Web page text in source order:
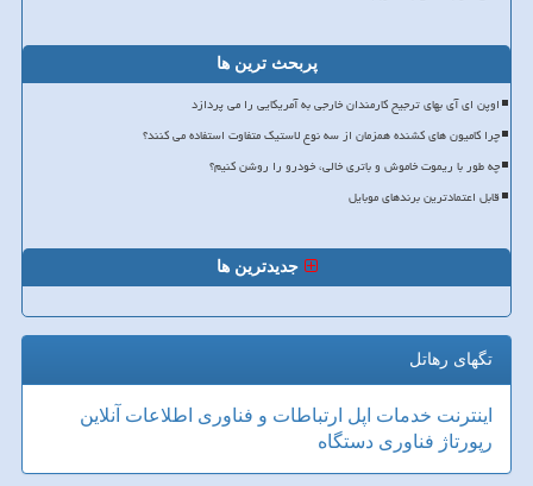
پربحث ترین ها
اوپن ای آی بهای ترجیح کارمندان خارجی به آمریکایی را می پردازد
چرا کامیون های کشنده همزمان از سه نوع لاستیک متفاوت استفاده می کنند؟
چه طور با ریموت خاموش و باتری خالی، خودرو را روشن کنیم؟
قابل اعتمادترین برندهای موبایل
جدیدترین ها
تگهای رهاتل
اینترنت خدمات اپل ارتباطات و فناوری اطلاعات آنلاین
رپورتاژ فناوری دستگاه